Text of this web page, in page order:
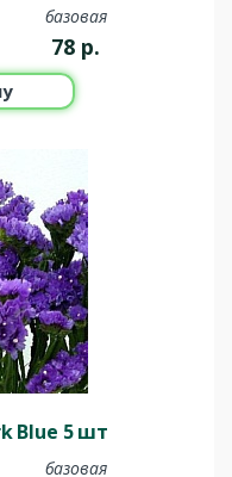
базовая
78 р.
Blue 5 шт
базовая